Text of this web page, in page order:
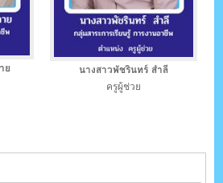
ย
นางสาวพัชรินทร์ สำลี
ครูผู้ช่วย